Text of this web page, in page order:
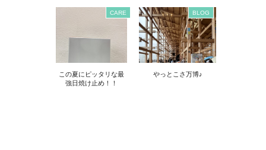
CARE
この夏にピッタリな最
強日焼け止め！！
BLOG
やっとこさ万博♪